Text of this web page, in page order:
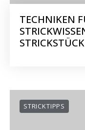
TECHNIKEN
STRICKTIPPS